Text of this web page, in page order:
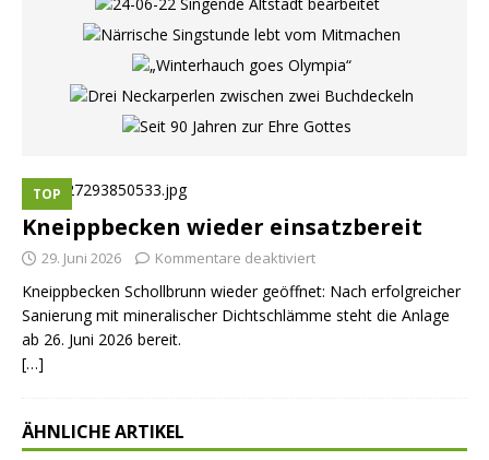
TOP
Kneippbecken wieder einsatzbereit
29. Juni 2026 Kommentare deaktiviert
Kneippbecken Schollbrunn wieder geöffnet: Nach erfolgreicher
Sanierung mit mineralischer Dichtschlämme steht die Anlage
ab 26. Juni 2026 bereit.
[…]
ÄHNLICHE ARTIKEL